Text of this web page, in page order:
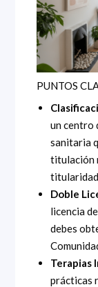
PUNTOS
un centro
sanitaria
titulación
Doble
licencia
debes
Terapias
prácticas